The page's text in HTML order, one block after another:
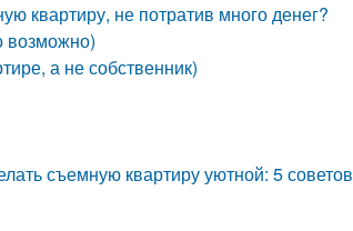
квартиру, не потратив много денег?
возможно)
а не собственник)
съемную квартиру уютной: 5 советов